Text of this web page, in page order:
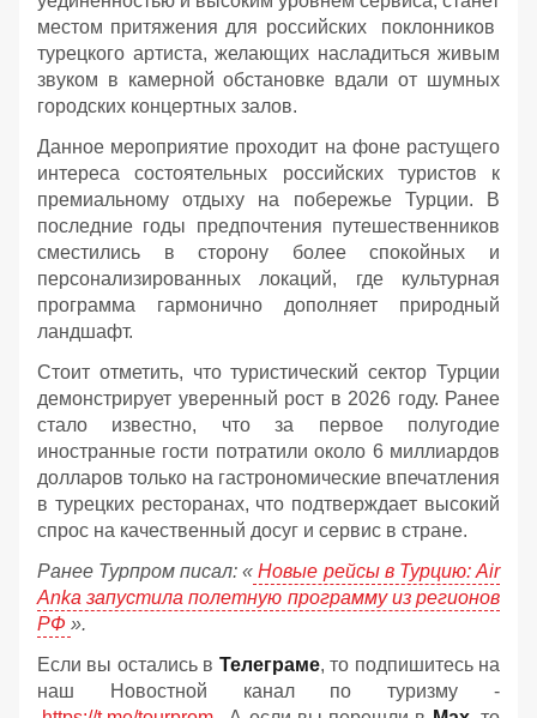
местом притяжения для российских поклонников
турецкого артиста, желающих насладиться живым
звуком в камерной обстановке вдали от шумных
городских концертных залов.
Данное мероприятие проходит на фоне растущего
интереса состоятельных российских туристов к
премиальному отдыху на побережье Турции. В
последние годы предпочтения путешественников
сместились в сторону более спокойных и
персонализированных локаций, где культурная
программа гармонично дополняет природный
ландшафт.
Стоит отметить, что туристический сектор Турции
демонстрирует уверенный рост в 2026 году. Ранее
стало известно, что за первое полугодие
иностранные гости потратили около 6 миллиардов
долларов только на гастрономические впечатления
в турецких ресторанах, что подтверждает высокий
спрос на качественный досуг и сервис в стране.
Ранее Турпром писал: « Новые рейсы в Турцию: Air
Anka запустила полетную программу из регионов
РФ ».
Если вы остались в Телеграме, то подпишитесь на
наш Новостной канал по туризму -